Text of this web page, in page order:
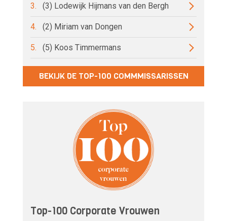
3. (3) Lodewijk Hijmans van den Bergh
4. (2) Miriam van Dongen
5. (5) Koos Timmermans
BEKIJK DE TOP-100 COMMMISSARISSEN
Top-100 Corporate Vrouwen